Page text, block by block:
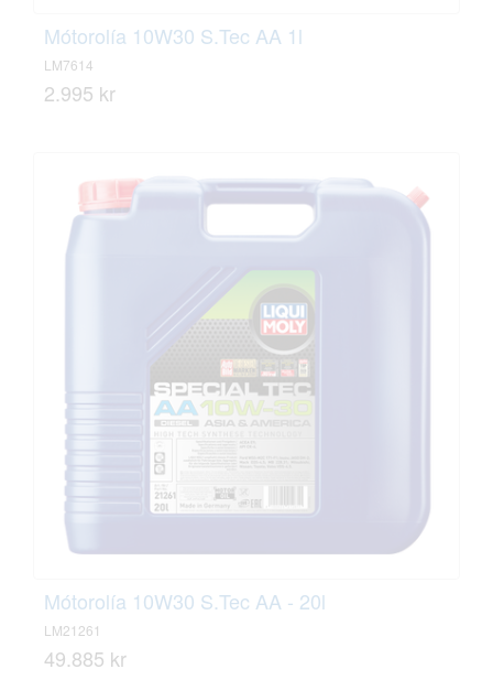
Mótorolía 10W30 S.Tec AA 1l
LM7614
2.995 kr
Mótorolía 10W30 S.Tec AA - 20l
LM21261
49.885 kr